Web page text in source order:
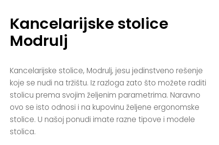
Kancelarijske stolice
Modrulj
Kancelarijske stolice, Modrulj, jesu jedinstveno rešenje
koje se nudi na tržištu. Iz razloga zato što možete raditi
stolicu prema svojim željenim parametrima. Naravno
ovo se isto odnosi i na kupovinu željene ergonomske
stolice. U našoj ponudi imate razne tipove i modele
stolica.